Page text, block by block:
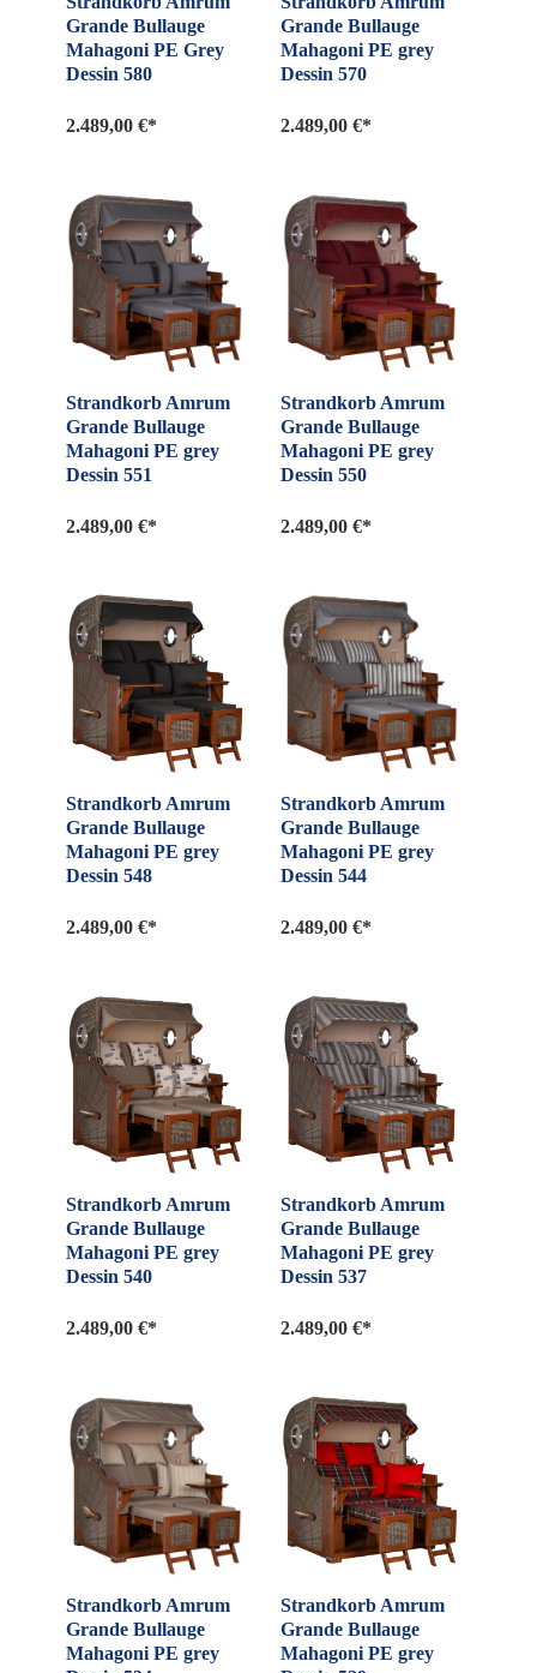
Grande Bullauge
Mahagoni PE Grey
Dessin 580
2.489,00 €*
Grande Bullauge
Mahagoni PE grey
Dessin 570
2.489,00 €*
Strandkorb Amrum
Grande Bullauge
Mahagoni PE grey
Dessin 551
2.489,00 €*
Strandkorb Amrum
Grande Bullauge
Mahagoni PE grey
Dessin 550
2.489,00 €*
Strandkorb Amrum
Grande Bullauge
Mahagoni PE grey
Dessin 548
2.489,00 €*
Strandkorb Amrum
Grande Bullauge
Mahagoni PE grey
Dessin 544
2.489,00 €*
Strandkorb Amrum
Grande Bullauge
Mahagoni PE grey
Dessin 540
2.489,00 €*
Strandkorb Amrum
Grande Bullauge
Mahagoni PE grey
Dessin 537
2.489,00 €*
Strandkorb Amrum
Grande Bullauge
Mahagoni PE grey
Strandkorb Amrum
Grande Bullauge
Mahagoni PE grey